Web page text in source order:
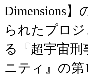
Dimensions
られたプロ
る『超宇宙
ニティ』の